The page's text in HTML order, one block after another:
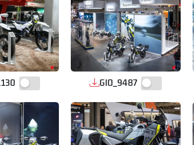
GIO_9487